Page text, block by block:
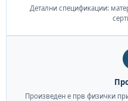
Детални спецификации:
Произведен е прв физички